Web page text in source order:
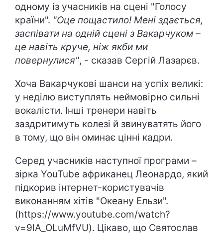
одному із учасників на сцені "Голосу
країни". "Оце пощастило! Мені здається,
заспівати на одній сцені з Вакарчуком –
це навіть круче, ніж якби ми
повернулися", - сказав Сергій Лазарєв.
Хоча Вакарчукові шанси на успіх великі:
у неділю виступлять неймовірно сильні
вокалісти. Інші тренери навіть
заздритимуть колезі й звинуватять його
в тому, що він оминає цінні кадри.
Серед учасників наступної програми –
зірка YouTube африканец Леонардо, який
підкорив інтернет-користувачів
виконанням хітів "Океану Ельзи".
(https://www.youtube.com/watch?
v=9IA_OLuMfVU). Цікаво, що Святослав